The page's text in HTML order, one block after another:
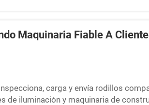
Maquinaria Fiable A
carga y envía rodillos
de iluminación y maquinaria de